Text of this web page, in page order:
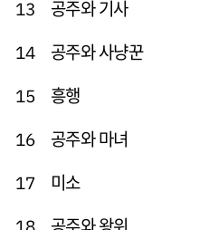
13 공주와 기사
14 공주와 사냥꾼
15 흥행
16 공주와 마녀
17 미소